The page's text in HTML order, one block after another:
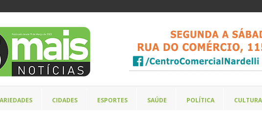
CIDADES ESPORTES SAÚDE POLÍTICA CULTURA